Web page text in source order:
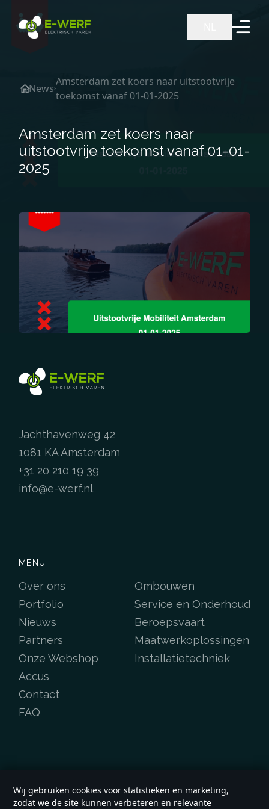
News
Amsterdam zet koers naar uitstootvrije
toekomst vanaf 01-01-2025
Amsterdam zet koers naar
uitstootvrije toekomst vanaf 01-01-
2025
Jachthavenweg 42
1081 KA Amsterdam
+31 20 210 19 39
info@e-werf.nl
MENU
Over ons
Portfolio
Nieuws
Partners
Onze Webshop
Ombouwen
Service en Onderhoud
Beroepsvaart
Maatwerkoplossingen
Installatietechniek
Accus
Contact
FAQ
Copyright © 2026e-werf.nl
Wij gebruiken cookies voor statistieken en marketing,
zodat we de site kunnen verbeteren en relevante